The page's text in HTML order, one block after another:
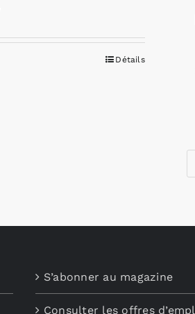
Détails
S’abonner au magazine
Consulter les offres